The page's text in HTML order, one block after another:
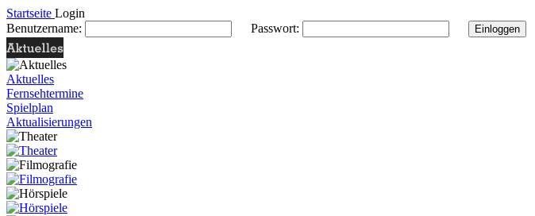
Startseite Login
Benutzername:
Passwort:
Aktuelles
Fernsehtermine
Spielplan
Aktualisierungen